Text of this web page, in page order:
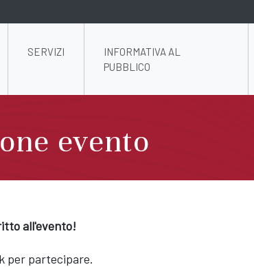
SERVIZI
INFORMATIVA AL
PUBBLICO
evento
all'evento!
per partecipare.